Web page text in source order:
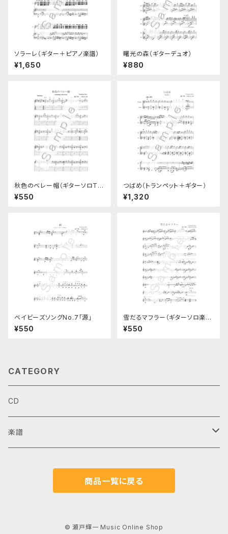
ソラーレ（ギター＋ピアノ楽譜）
¥1,650
曙光の森（ギターデュオ）
¥880
秋色のベレー帽（ギターソロTA
B譜付き楽譜）
¥550
つばめ（トランペット＋ギター）
¥1,320
ベイビーズソングNo.7「源」
¥550
雪だるマフラー（ギターソロ楽
譜）
¥550
CATEGORY
CD
楽譜
商品一覧に戻る
© 瀬戸輝一 Music Online Shop